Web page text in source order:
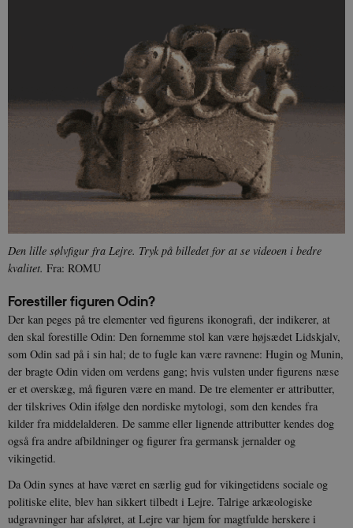
Den lille sølvfigur fra Lejre. Tryk på billedet for at se videoen i bedre
kvalitet. Fra: ROMU
Forestiller figuren Odin?
Der kan peges på tre elementer ved figurens ikonografi, der indikerer, at
den skal forestille Odin: Den fornemme stol kan være højsædet Lidskjalv,
som Odin sad på i sin hal; de to fugle kan være ravnene: Hugin og Munin,
der bragte Odin viden om verdens gang; hvis vulsten under figurens næse
er et overskæg, må figuren være en mand. De tre elementer er attributter,
der tilskrives Odin ifølge den nordiske mytologi, som den kendes fra
kilder fra middelalderen. De samme eller lignende attributter kendes dog
også fra andre afbildninger og figurer fra germansk jernalder og
vikingetid.
Da Odin synes at have været en særlig gud for vikingetidens sociale og
politiske elite, blev han sikkert tilbedt i Lejre. Talrige arkæologiske
udgravninger har afsløret, at Lejre var hjem for magtfulde herskere i